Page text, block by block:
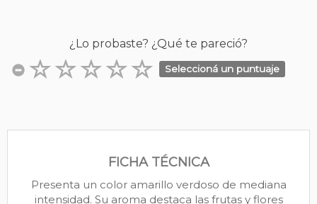
¿Lo probaste? ¿Qué te pareció?
Seleccioná un puntuaje
FICHA TÉCNICA
Presenta un color amarillo verdoso de mediana
intensidad. Su aroma destaca las frutas y flores